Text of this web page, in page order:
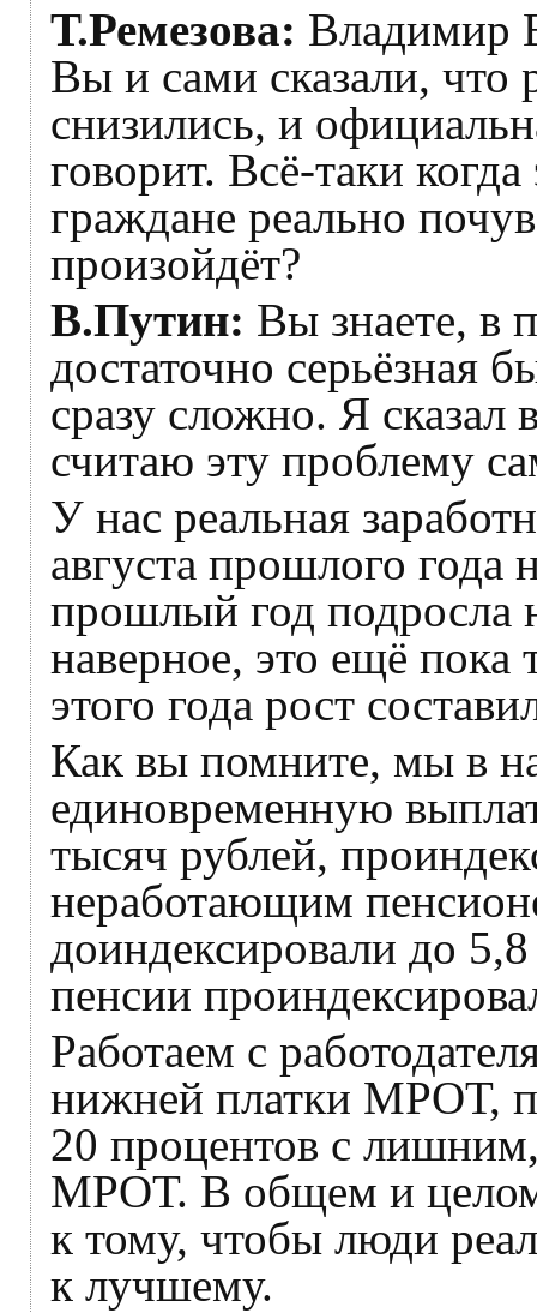
Т.Ремезова: Владимир
Вы и сами сказали, что
снизились, и
говорит. Всё‑таки
граждане реально
произойдёт?
В.Путин: Вы знаете, в
достаточно серьёзная
сразу сложно. Я сказал
считаю эту проблему
У нас реальная
августа прошлого года
прошлый год подросла
наверное, это ещё пока
этого года рост
Как вы помните, мы в
единовременную
тысяч рублей,
неработающим
доиндексировали до
пенсии
Работаем с
нижней платки МРОТ,
20 процентов с
МРОТ. В общем и целом
к тому, чтобы люди
к лучшему.